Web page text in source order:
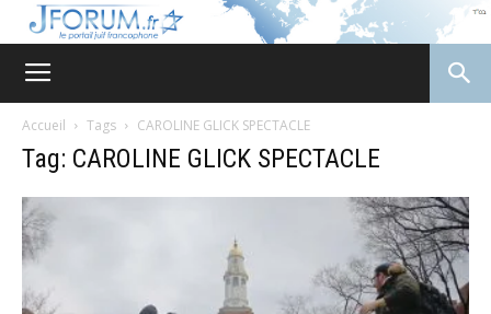
Accueil Tags CAROLINE GLICK SPECTACLE
Tag: CAROLINE GLICK SPECTACLE